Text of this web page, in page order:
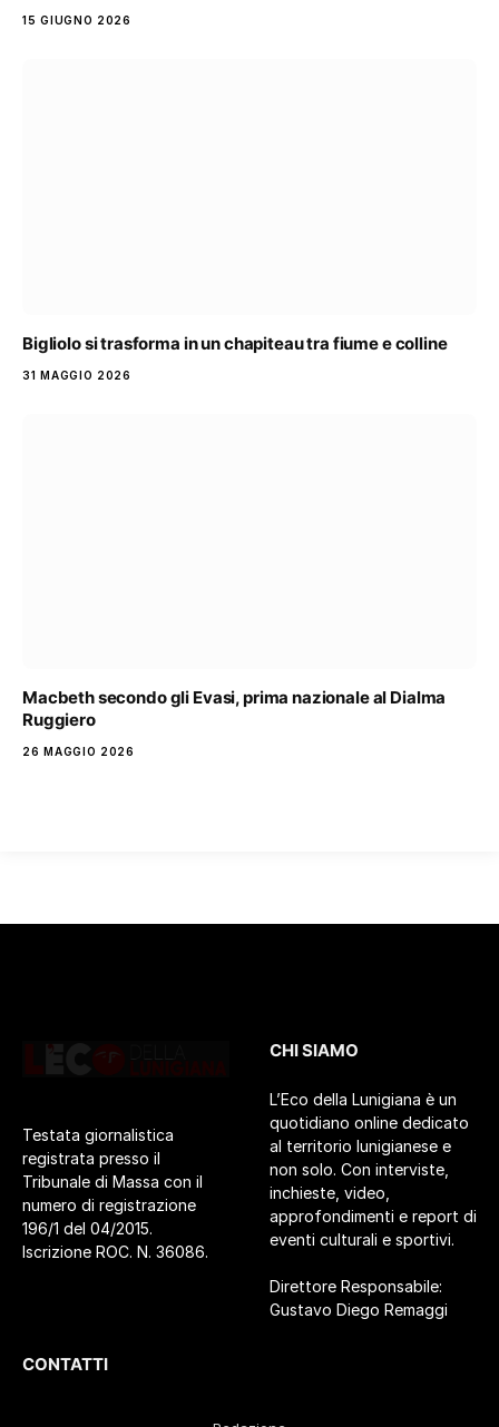
15 GIUGNO 2026
Bigliolo si trasforma in un chapiteau tra fiume e colline
31 MAGGIO 2026
Macbeth secondo gli Evasi, prima nazionale al Dialma
Ruggiero
26 MAGGIO 2026
Testata giornalistica
registrata presso il
Tribunale di Massa con il
numero di registrazione
196/1 del 04/2015.
Iscrizione ROC. N. 36086.
CHI SIAMO
L’Eco della Lunigiana è un
quotidiano online dedicato
al territorio lunigianese e
non solo. Con interviste,
inchieste, video,
approfondimenti e report di
eventi culturali e sportivi.
Direttore Responsabile:
Gustavo Diego Remaggi
CONTATTI